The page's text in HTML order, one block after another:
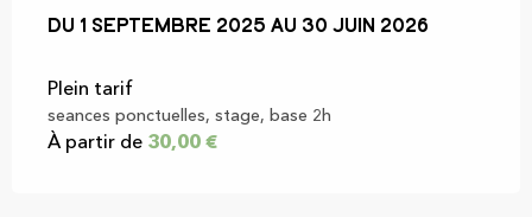
Du 1 septembre 2025 au 30 juin 2026
Du 1 septembre 2025 au 30 juin 2026
Plein tarif
seances ponctuelles, stage, base 2h
À partir de 30,00 €